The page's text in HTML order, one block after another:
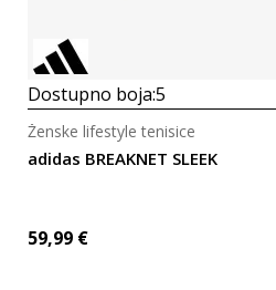
Dostupno boja:5
adidas BREAKNET SLEEK
Ženske lifestyle tenisice
59,99 €